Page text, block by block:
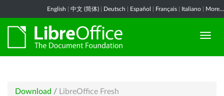
English 中文 (简体) Deutsch Español Français Italiano More...
Download / LibreOffice Fresh